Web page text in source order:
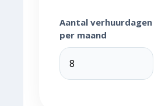
Aantal verhuurdagen
per maand